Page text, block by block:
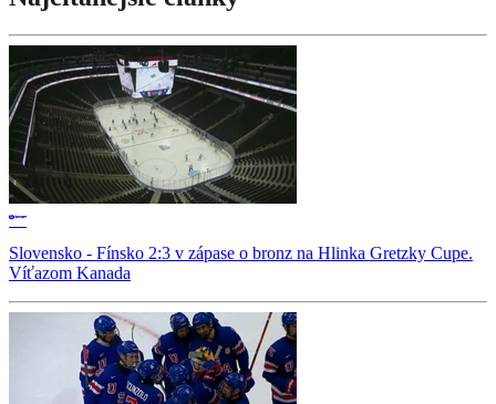
Slovensko - Fínsko 2:3 v zápase o bronz na Hlinka Gretzky Cupe.
Víťazom Kanada